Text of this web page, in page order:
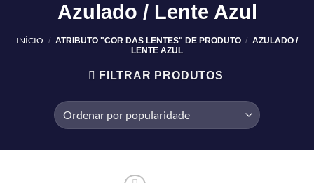
Azulado / Lente Azul
INÍCIO / ATRIBUTO "COR DAS LENTES" DE PRODUTO / AZULADO /
LENTE AZUL
FILTRAR PRODUTOS